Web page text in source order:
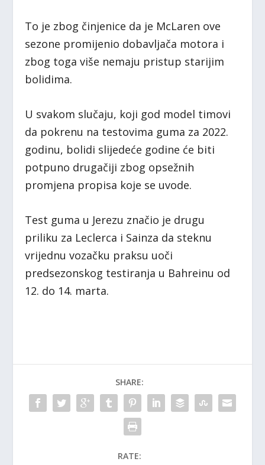
To je zbog činjenice da je McLaren ove
sezone promijenio dobavljača motora i
zbog toga više nemaju pristup starijim
bolidima.
U svakom slučaju, koji god model timovi
da pokrenu na testovima guma za 2022.
godinu, bolidi slijedeće godine će biti
potpuno drugačiji zbog opsežnih
promjena propisa koje se uvode.
Test guma u Jerezu značio je drugu
priliku za Leclerca i Sainza da steknu
vrijednu vozačku praksu uoči
predsezonskog testiranja u Bahreinu od
12. do 14. marta.
SHARE:
RATE: